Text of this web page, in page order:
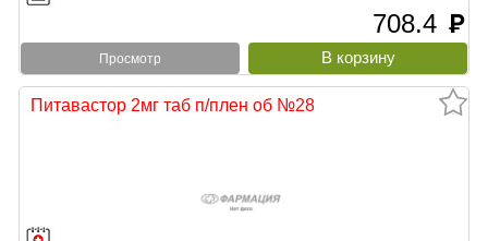
708.4 руб
Просмотр
Питавастор 2мг таб п/плен об №28